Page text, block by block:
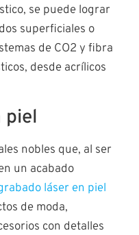
se puede lograr
superficiales o
de CO2 y fibra
desde acrílicos
piel
nobles que, al ser
un acabado
láser en piel
de moda,
con detalles